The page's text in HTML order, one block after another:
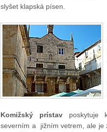
slyšet klapská písen.
Komižský prístavposkytuje
severním a
jižním vetrem, ale